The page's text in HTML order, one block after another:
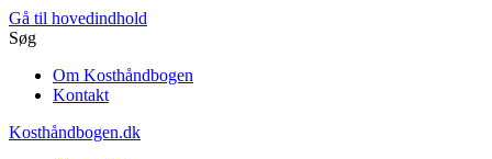
Gå til hovedindhold
Søg
Om Kosthåndbogen
Kontakt
Kosthåndbogen.dk